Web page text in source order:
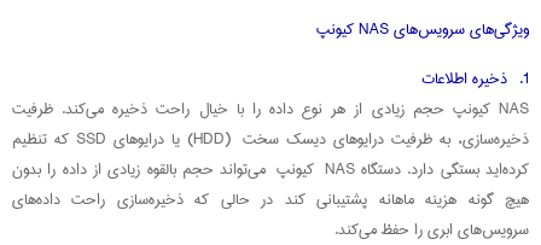
ویژگی‌های سرویس‌های NAS کیونپ
1. ذخیره اطلاعات
NAS کیونپ حجم زیادی از هر نوع داده را با خیال راحت ذخیره می‌کند. ظرفیت
ذخیره‌سازی، به ظرفیت درایوهای دیسک سخت (HDD) یا درایوهای SSD که تنظیم
کرده‌اید بستگی دارد. دستگاه NAS کیونپ می‌تواند حجم بالقوه زیادی از داده را بدون
هیچ گونه هزینه ماهانه پشتیبانی کند در حالی که ذخیره‌سازی راحت داده‌های
سرویس‌های ابری را حفظ می‌کند.